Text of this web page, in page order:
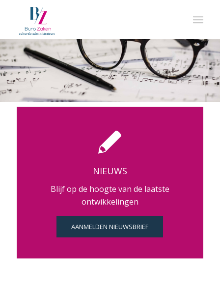
NIEUWS
Blijf op de hoogte van de laatste
ontwikkelingen
AANMELDEN NIEUWSBRIEF